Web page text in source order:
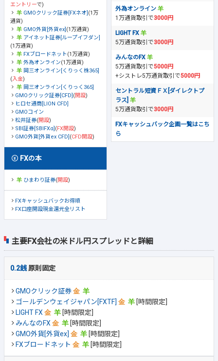
主要FX会社の米ドル円スプレッドと詳細
0.2銭原則固定
GMOクリック証券
ゴールデンウェイジャパン[FXTF]
[時間限定]
LIGHT FX
[時間限定]
みんなのFX
[時間限定]
GMO外貨[外貨ex]
[時間限定]
FXブロードネット
[時間限定]
エントリーで)
GMOクリック証券[FXネオ] (1万
通貨)
GMO外貨[外貨ex] (1万通貨)
アイネット証券[ループイフダン]
(1万通貨)
FXブロードネット(1万通貨)
外為オンライン(1万通貨)
岡三オンライン[くりっく株365]
(入金)
岡三オンライン[くりっく365]
GMOクリック証券[CFD] (開設)
ヒロセ通商[LION CFD]
GMOコイン
松井証券(開設)
SBI証券[SBIFXα] (FX開設)
GMO外貨[外貨ex CFD] (CFD開設)
FXの本
ひまわり証券(開設)
FXキャッシュバックお得順
FX口座開設現金還元全リスト
外為オンライン
1万通貨取引で3000円
LIGHT FX
5万通貨取引で3000円
みんなのFX
5万通貨取引で5000円
+シストレ5万通貨取引で5000円
セントラル短資ＦＸ[ダイレクトプ
ラス]
5万通貨取引で3000円
FXキャッシュバック企画一覧はこち
ら